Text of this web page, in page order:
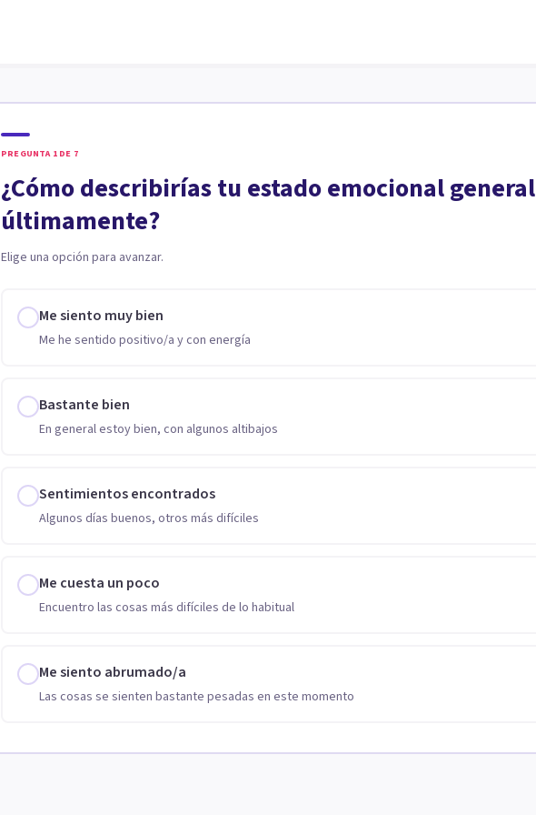
PREGUNTA 1 DE 7
¿Cómo describirías tu estado emocional general
últimamente?
Elige una opción para avanzar.
Me siento muy bien
Me he sentido positivo/a y con energía
Bastante bien
En general estoy bien, con algunos altibajos
Sentimientos encontrados
Algunos días buenos, otros más difíciles
Me cuesta un poco
Encuentro las cosas más difíciles de lo habitual
Me siento abrumado/a
Las cosas se sienten bastante pesadas en este momento